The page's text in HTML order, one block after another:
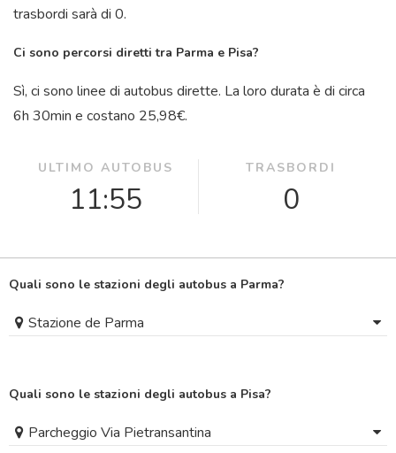
trasbordi sarà di 0.
Ci sono percorsi diretti tra Parma e Pisa?
Sì, ci sono linee di autobus dirette. La loro durata è di circa
6h 30min e costano 25,98€.
ULTIMO AUTOBUS
11:55
TRASBORDI
0
Quali sono le stazioni degli autobus a Parma?
Stazione de Parma
Quali sono le stazioni degli autobus a Pisa?
Parcheggio Via Pietransantina